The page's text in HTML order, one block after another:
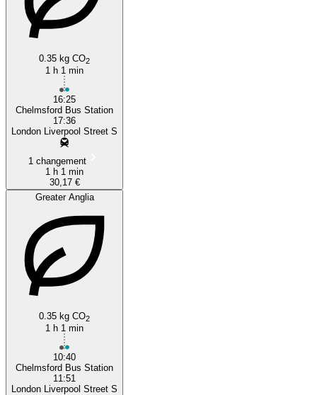
0.35 kg CO2
1 h 1 min
16:25
Chelmsford Bus Station
17:36
London Liverpool Street S
1 changement
1 h 1 min
30,17 €
Greater Anglia
0.35 kg CO2
1 h 1 min
10:40
Chelmsford Bus Station
11:51
London Liverpool Street S